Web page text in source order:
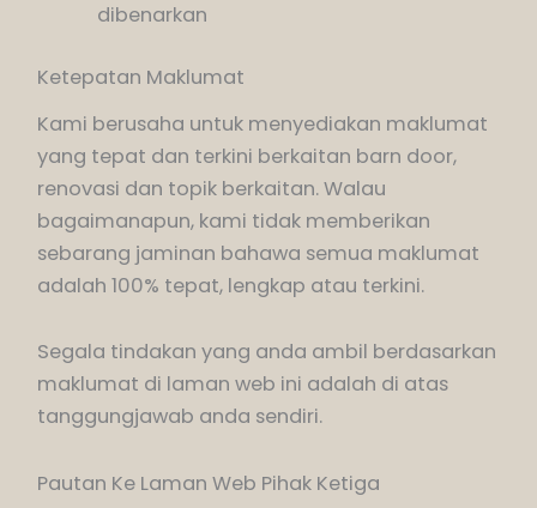
dibenarkan
Ketepatan Maklumat
Kami berusaha untuk menyediakan maklumat
yang tepat dan terkini berkaitan barn door,
renovasi dan topik berkaitan. Walau
bagaimanapun, kami tidak memberikan
sebarang jaminan bahawa semua maklumat
adalah 100% tepat, lengkap atau terkini.
Segala tindakan yang anda ambil berdasarkan
maklumat di laman web ini adalah di atas
tanggungjawab anda sendiri.
Pautan Ke Laman Web Pihak Ketiga